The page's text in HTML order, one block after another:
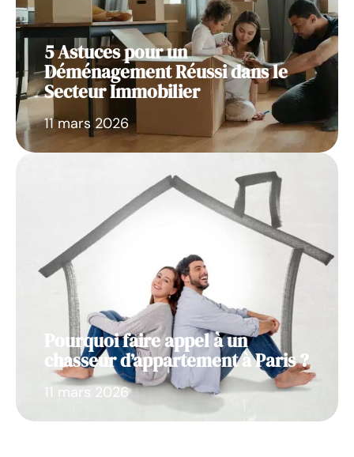
5 Astuces pour un
Déménagement Réussi dans le
Secteur Immobilier
11 mars 2026
Pourquoi faire appel à un
chasseur d’appartement à Paris ?
11 mars 2026